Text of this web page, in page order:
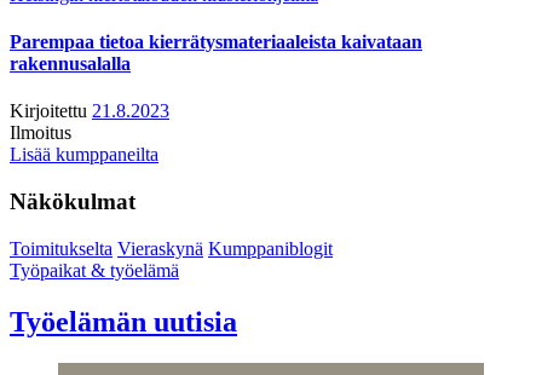
Parempaa tietoa kierrätysmateriaaleista kaivataan
rakennusalalla
Kirjoitettu 21.8.2023
Ilmoitus
Lisää kumppaneilta
Näkökulmat
Toimitukselta Vieraskynä Kumppaniblogit
Työpaikat & työelämä
Työelämän uutisia